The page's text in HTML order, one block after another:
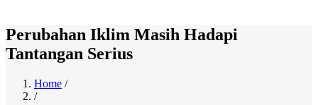
Perubahan Iklim Masih Hadapi
Tantangan Serius
Breadcrumb
Home /
/